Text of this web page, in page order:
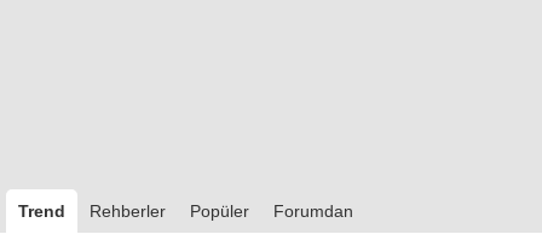
Trend Rehberler Popüler Forumdan